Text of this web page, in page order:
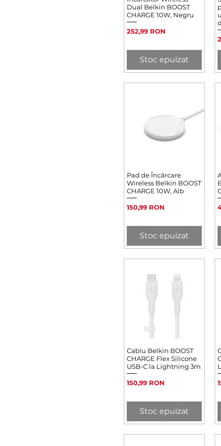
Dual Belkin BOOST
CHARGE 10W, Negru
Preț
252,99 RON
Stoc epuizat
Afișare rapidă
Pad de Încărcare
Wireless Belkin BOOST
CHARGE 10W, Alb
Preț
150,99 RON
Stoc epuizat
Afișare rapidă
Cablu Belkin BOOST
CHARGE Flex Silicone
USB-C la Lightning 3m
Preț
150,99 RON
Stoc epuizat